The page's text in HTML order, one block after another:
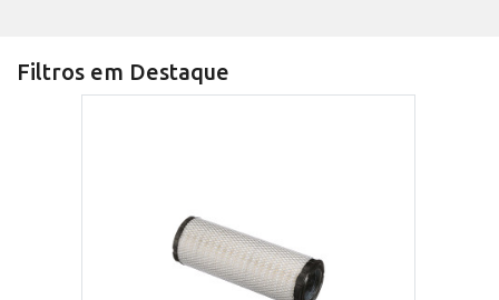
Filtros em Destaque